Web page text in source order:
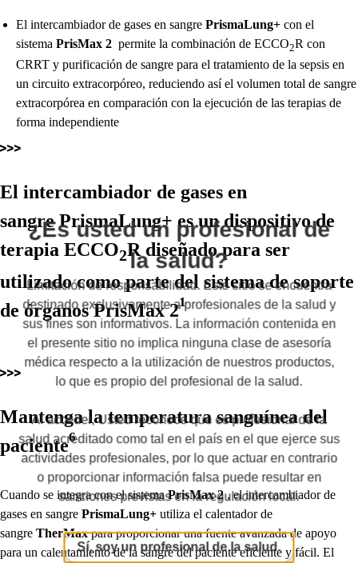
El intercambiador de gases en sangre PrismaLung+ con el
sistema PrisMax 2 permite la combinación de ECCO2R con
CRRT y purificación de sangre para el tratamiento de la sepsis en
un circuito extracorpóreo, reduciendo así el volumen total de sangre
extracorpórea en comparación con la ejecución de las terapias de
forma independiente
El intercambiador de gases en
sangrePrismaLung+ es un dispositivo de
terapia ECCO2R diseñado para ser
utilizado como parte del sistema de soporte
de órganosPrisMax 21
Conozca más sobre los filtros PrismaLung
Filtros PrismaLung
Play
Mantenga la temperatura sanguínea del
paciente6
Cuando se integra con el sistemaPrisMax 2, el intercambiador de
gases en sangre PrismaLung+ utiliza el calentador de
sangre TherMaxpara proporcionar una fuente avanzada de apoyo
para un calentamiento de la sangre del paciente eficiente y fácil. El
¿Es usted un profesional de
la salud?
Limitación de responsabilidad. Este sitio se encuentra
destinado exclusivamente a profesionales de la salud y
sus fines son informativos. La información contenida en
el presente sitio no implica ninguna clase de asesoría
médica respecto a la utilización de nuestros productos,
lo que es propio del profesional de la salud.
Al acceder, Usted reconoce que es profesional de la
salud acreditado como tal en el país en el que ejerce sus
actividades profesionales, por lo que actuar en contrario
o proporcionar información falsa puede resultar en
sanciones previstas en la regulación local.
Sí, soy un profesional de la salud.